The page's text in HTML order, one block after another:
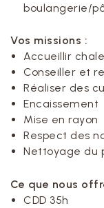
boulangerie/
Vos missions :
Accueillir
Conseiller et
Réaliser des
Encaissement
Mise en rayon
Respect des
Nettoyage du
Ce que nous
CDD 35h